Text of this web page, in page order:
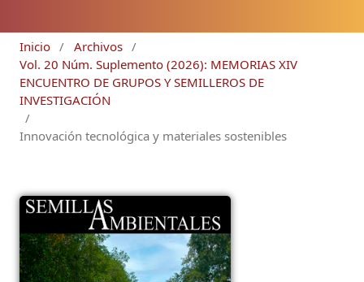
Inicio / Archivos /
Vol. 20 Núm. Suplemento (2026): MEMORIAS XIV
ENCUENTRO DE GRUPOS Y SEMILLEROS DE
INVESTIGACIÓN
/
Innovación tecnológica y materiales sostenibles